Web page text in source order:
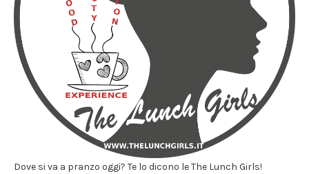
Dove si va a pranzo oggi? Te lo dicono le The Lunch Girls!